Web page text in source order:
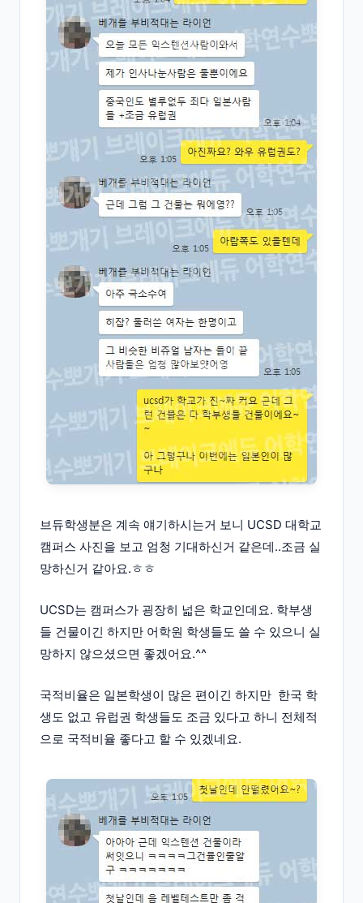
브듀학생분은 계속 얘기하시는거 보니 UCSD 대학교
캠퍼스 사진을 보고 엄청 기대하신거 같은데..조금 실
망하신거 같아요.ㅎㅎ
UCSD는 캠퍼스가 굉장히 넓은 학교인데요. 학부생
들 건물이긴 하지만 어학원 학생들도 쓸 수 있으니 실
망하지 않으셨으면 좋겠어요.^^
국적비율은 일본학생이 많은 편이긴 하지만 한국 학
생도 없고 유럽권 학생들도 조금 있다고 하니 전체적
으로 국적비율 좋다고 할 수 있겠네요.